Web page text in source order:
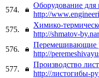
574.
Оборудование для
http://
575.
Химико-
http://shmatov-
576.
Перемешивающие
http://
577.
Производство
http://листогибы-